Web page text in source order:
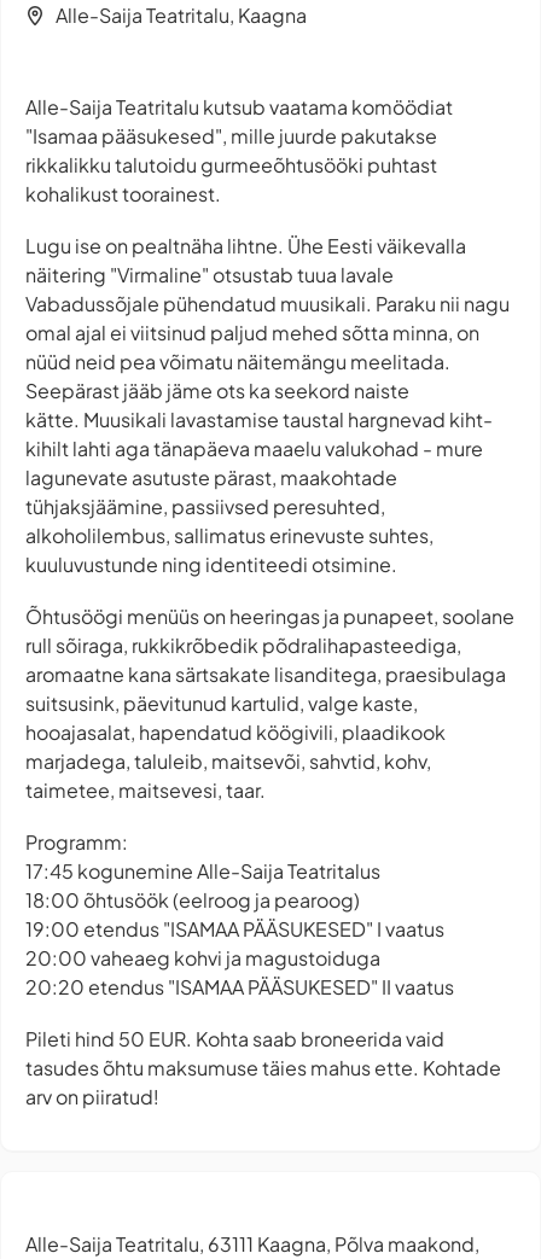
Alle-Saija Teatritalu, Kaagna
Alle-Saija Teatritalu kutsub vaatama komöödiat
"Isamaa pääsukesed", mille juurde pakutakse
rikkalikku talutoidu gurmeeõhtusööki puhtast
kohalikust toorainest.
Lugu ise on pealtnäha lihtne. Ühe Eesti väikevalla
näitering "Virmaline" otsustab tuua lavale
Vabadussõjale pühendatud muusikali. Paraku nii nagu
omal ajal ei viitsinud paljud mehed sõtta minna, on
nüüd neid pea võimatu näitemängu meelitada.
Seepärast jääb jäme ots ka seekord naiste
kätte. Muusikali lavastamise taustal hargnevad kiht-
kihilt lahti aga tänapäeva maaelu valukohad - mure
lagunevate asutuste pärast, maakohtade
tühjaksjäämine, passiivsed peresuhted,
alkoholilembus, sallimatus erinevuste suhtes,
kuuluvustunde ning identiteedi otsimine.
Õhtusöögi menüüs on heeringas ja punapeet, soolane
rull sõiraga, rukkikrõbedik põdralihapasteediga,
aromaatne kana särtsakate lisanditega, praesibulaga
suitsusink, päevitunud kartulid, valge kaste,
hooajasalat, hapendatud köögivili, plaadikook
marjadega, taluleib, maitsevõi, sahvtid, kohv,
taimetee, maitsevesi, taar.
Programm:
17:45 kogunemine Alle-Saija Teatritalus
18:00 õhtusöök (eelroog ja pearoog)
19:00 etendus "ISAMAA PÄÄSUKESED" I vaatus
20:00 vaheaeg kohvi ja magustoiduga
20:20 etendus "ISAMAA PÄÄSUKESED" II vaatus
Pileti hind 50 EUR. Kohta saab broneerida vaid
tasudes õhtu maksumuse täies mahus ette. Kohtade
arv on piiratud!
Alle-Saija Teatritalu, 63111 Kaagna, Põlva maakond,